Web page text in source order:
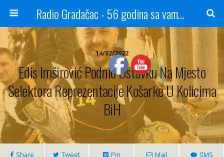
Radio Gradačac - 56 godina sa vama...
14/02/2022
Edis Imširović Podnio Ostavku Na Mjesto
Selektora Reprezentacije Košarke U Kolicima
BiH
Share Tweet Pin Mail SMS